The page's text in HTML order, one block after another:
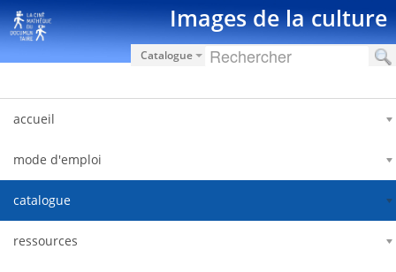
Ugrás a tartalomhoz Images de la culture
Catalogue
accueil
mode d'emploi
catalogue
ressources